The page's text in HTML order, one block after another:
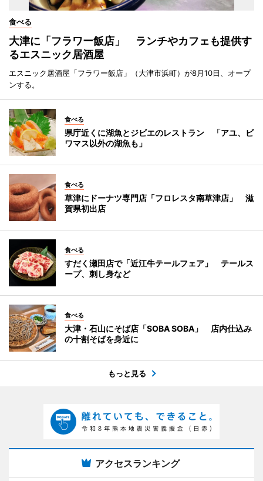
食べる
大津に「フラワー飯店」 ランチやカフェも提供す
るエスニック居酒屋
エスニック居酒屋「フラワー飯店」（大津市浜町）が8月10日、オープ
ンする。
食べる
県庁近くに湖魚とジビエのレストラン 「アユ、ビ
ワマス以外の湖魚も」
食べる
草津にドーナツ専門店「フロレスタ南草津店」 滋
賀県初出店
食べる
すだく瀬田店で「近江牛テールフェア」 テールス
ープ、刺し身など
食べる
大津・石山にそば店「SOBA SOBA」 店内仕込み
の十割そばを身近に
もっと見る
アクセスランキング